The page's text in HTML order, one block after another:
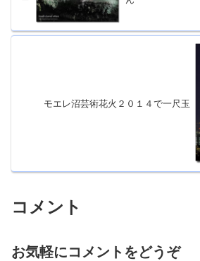
モエレ沼芸術花火２０１４で一尺玉
コメント
お気軽にコメントをどうぞ